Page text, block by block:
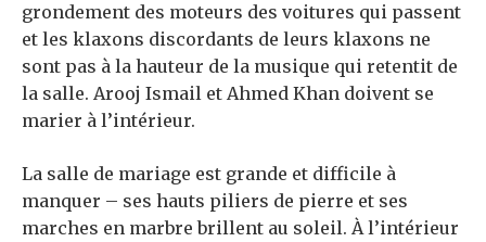
grondement des moteurs des voitures qui passent
et les klaxons discordants de leurs klaxons ne
sont pas à la hauteur de la musique qui retentit de
la salle. Arooj Ismail et Ahmed Khan doivent se
marier à l’intérieur.
La salle de mariage est grande et difficile à
manquer – ses hauts piliers de pierre et ses
marches en marbre brillent au soleil. À l’intérieur